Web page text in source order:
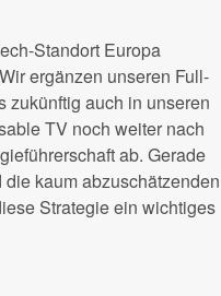
Standort Europa
ergänzen unseren Full-
zukünftig auch in unseren
TV noch weiter nach
ab. Gerade
kaum abzuschätzenden
Strategie ein wichtiges